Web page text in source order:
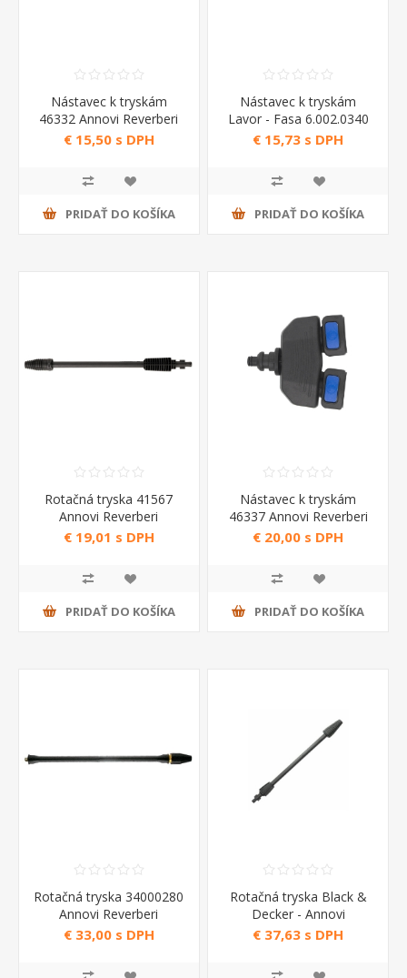
Nástavec k tryskám
46332 Annovi Reverberi
€ 15,50 s DPH
PRIDAŤ DO KOŠÍKA
Nástavec k tryskám
Lavor - Fasa 6.002.0340
€ 15,73 s DPH
PRIDAŤ DO KOŠÍKA
Rotačná tryska 41567
Annovi Reverberi
€ 19,01 s DPH
PRIDAŤ DO KOŠÍKA
Nástavec k tryskám
46337 Annovi Reverberi
€ 20,00 s DPH
PRIDAŤ DO KOŠÍKA
Rotačná tryska 34000280
Annovi Reverberi
€ 33,00 s DPH
Rotačná tryska Black &
Decker - Annovi
Reverberi
€ 37,63 s DPH